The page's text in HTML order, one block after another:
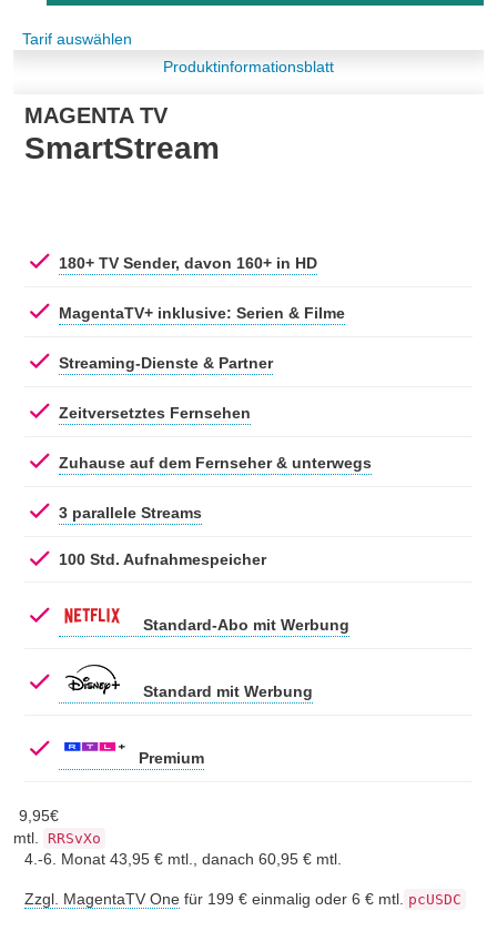
Tarif auswählen
Produktinformationsblatt
MAGENTA TV
SmartStream
180+ TV Sender, davon 160+ in HD
MagentaTV+ inklusive: Serien & Filme
Streaming-Dienste & Partner
Zeitversetztes Fernsehen
Zuhause auf dem Fernseher & unterwegs
3 parallele Streams
100 Std. Aufnahmespeicher
Standard-Abo mit Werbung
Standard mit Werbung
Premium
9, 95€
mtl.
RRSvXo
4.-6. Monat 43,95 € mtl., danach 60,95 € mtl.
Zzgl. MagentaTV One für 199 € einmalig oder 6 € mtl. pcUSDC